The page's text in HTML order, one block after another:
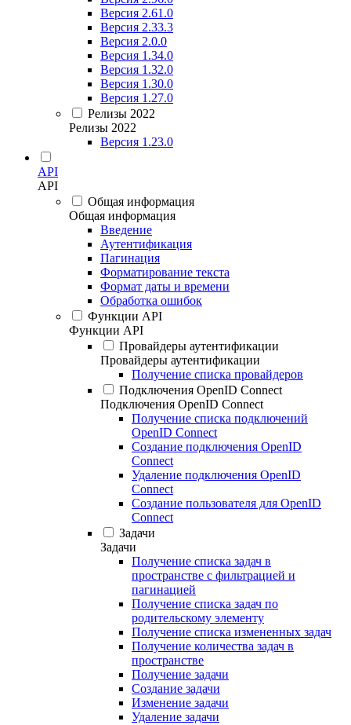
Версия 2.61.0
Версия 2.33.3
Версия 2.0.0
Версия 1.34.0
Версия 1.32.0
Версия 1.30.0
Версия 1.27.0
Релизы 2022
Релизы 2022
Версия 1.23.0
API
API
Общая информация
Общая информация
Введение
Аутентификация
Пагинация
Форматирование текста
Формат даты и времени
Обработка ошибок
Функции API
Функции API
Провайдеры аутентификации
Провайдеры аутентификации
Получение списка провайдеров
Подключения OpenID Connect
Подключения OpenID Connect
Получение списка подключений
OpenID Connect
Создание подключения OpenID
Connect
Удаление подключения OpenID
Connect
Создание пользователя для OpenID
Connect
Задачи
Задачи
Получение списка задач в
пространстве с фильтрацией и
пагинацией
Получение списка задач по
родительскому элементу
Получение списка измененных задач
Получение количества задач в
пространстве
Получение задачи
Создание задачи
Изменение задачи
Удаление задачи